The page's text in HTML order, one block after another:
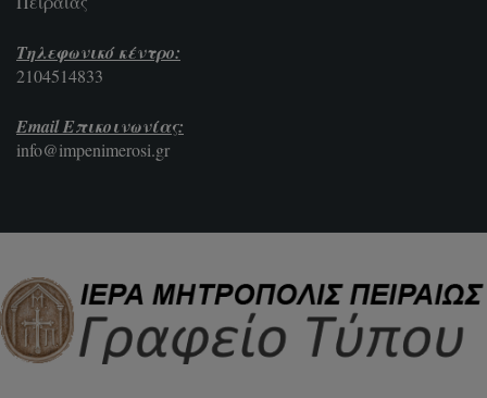
Τηλεφωνικό κέντρο:
2104514833
Email Επικοινωνίας:
info@impenimerosi.gr